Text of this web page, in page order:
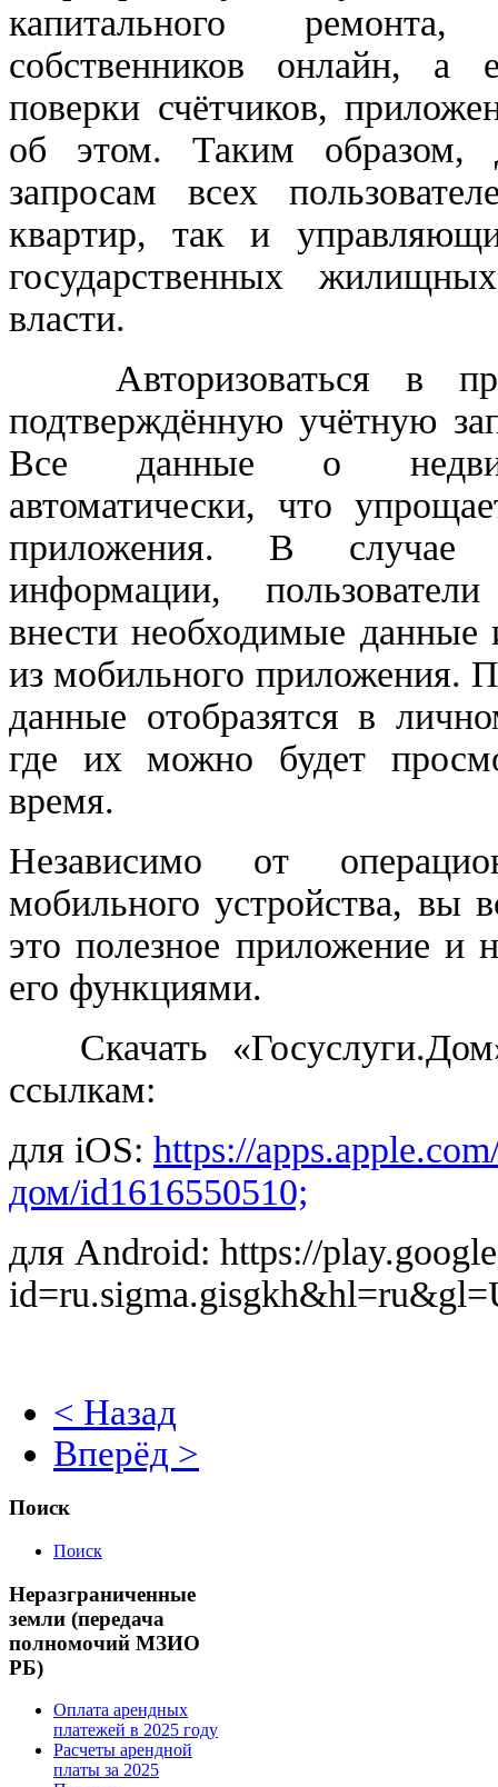
капитального
собственников онлайн, а
поверки счётчиков,
об этом. Таким образом,
запросам всех
квартир, так и
государственных
власти.
Авторизоваться в
подтверждённую учётную
Все данные о
автоматически, что
приложения. В случае
информации,
внести необходимые данные
из мобильного приложения.
данные отобразятся в
где их можно будет
время.
Независимо от
мобильного устройства, вы
это полезное приложение и
его функциями.
Скачать
ссылкам:
для iOS: https://
дом/id1616550510;
для Android: https://
< Назад
Вперёд >
Поиск
Поиск
Неразграниченные
земли (передача
полномочий МЗИО
РБ)
Оплата арендных
платежей в 2025 году
Расчеты арендной
платы за 2025